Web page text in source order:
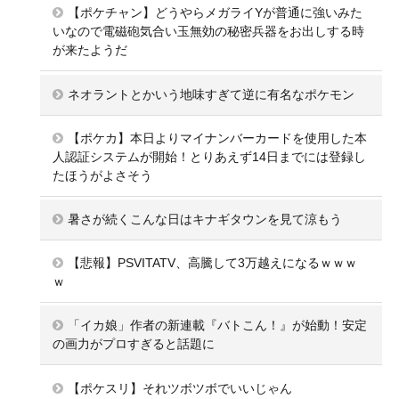
【ポケチャン】どうやらメガライYが普通に強いみた
いなので電磁砲気合い玉無効の秘密兵器をお出しする時
が来たようだ
ネオラントとかいう地味すぎて逆に有名なポケモン
【ポケカ】本日よりマイナンバーカードを使用した本
人認証システムが開始！とりあえず14日までには登録し
たほうがよさそう
暑さが続くこんな日はキナギタウンを見て涼もう
【悲報】PSVITATV、高騰して3万越えになるｗｗｗ
ｗ
「イカ娘」作者の新連載『バトこん！』が始動！安定
の画力がプロすぎると話題に
【ポケスリ】それツボツボでいいじゃん